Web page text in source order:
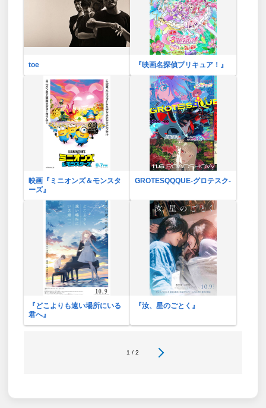
toe 『映画名探偵プリキュア！』
映画『ミニオンズ＆モンスタ
ーズ』
GROTESQQQUE-グロテスク-
『どこよりも遠い場所にいる
君へ』
『汝、星のごとく』
1 / 2